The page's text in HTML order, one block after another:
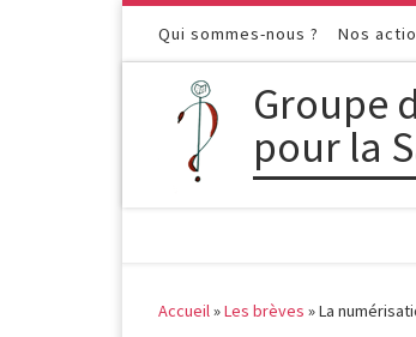
Passer au contenuQui sommes-nous ? Nos
Groupe
pour la
Accueil»Les brèves »La